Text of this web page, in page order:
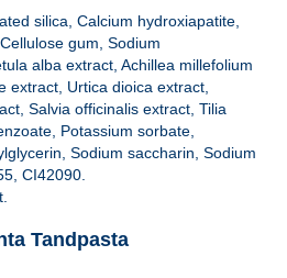
silica, Calcium hydroxiapatite,
gum, Sodium
alba extract, Achillea millefolium
extract, Urtica dioica extract,
Salvia officinalis extract, Tilia
Potassium sorbate,
Sodium saccharin, Sodium
CI42090.
Tandpasta